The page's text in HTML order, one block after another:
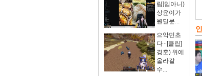
립]임아니)
상윤이가
원딜문...
으악민초
다 - [클립]
경훈) 위에
올라갈
수...